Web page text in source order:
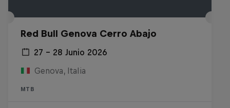
Red Bull Genova Cerro Abajo
27 – 28 Junio 2026
Genova, Italia
MTB